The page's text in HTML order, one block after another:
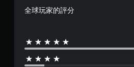
全球玩家的評分